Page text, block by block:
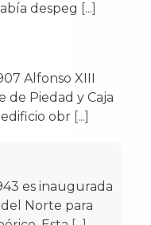
despeg [...]
Alfonso XIII
Piedad y Caja
obr [...]
es inaugurada
Norte para